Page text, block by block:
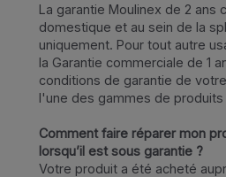
La garantie Moulinex de 2 ans
domestique et au sein de la
uniquement. Pour tout autre
la Garantie commerciale de 1
conditions de garantie de
l'une des gammes de
Comment faire réparer mon
lorsqu’il est sous garantie ?
Votre produit a été acheté